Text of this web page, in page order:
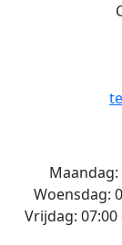
Maandag:
Woensdag:
Vrijdag: 07:00